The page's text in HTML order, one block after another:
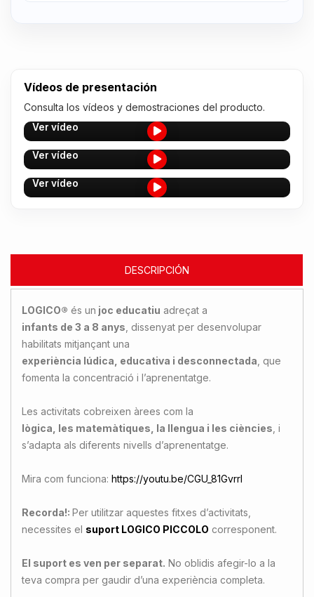
Vídeos de presentación
Consulta los vídeos y demostraciones del producto.
Ver vídeo
Ver vídeo
Ver vídeo
DESCRIPCIÓN
LOGICO® és un joc educatiu adreçat a
infants de 3 a 8 anys , dissenyat per desenvolupar
habilitats mitjançant una
experiència lúdica, educativa i desconnectada , que
fomenta la concentració i l’aprenentatge.
Les activitats cobreixen àrees com la
lògica, les matemàtiques, la llengua i les ciències , i
s’adapta als diferents nivells d’aprenentatge.
Mira com funciona: https://youtu.be/CGU_81GvrrI
Recorda!: Per utilitzar aquestes fitxes d’activitats,
necessites el suport LOGICO PICCOLO corresponent.
El suport es ven per separat. No oblidis afegir-lo a la
teva compra per gaudir d’una experiència completa.